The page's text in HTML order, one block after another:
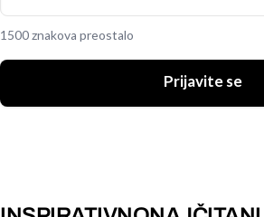
1500 znakova preostalo
Prijavite se